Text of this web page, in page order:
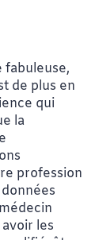
fabuleuse,
de plus en
qui
la
profession
les